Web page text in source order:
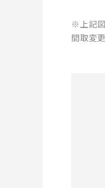
※上記
間取変